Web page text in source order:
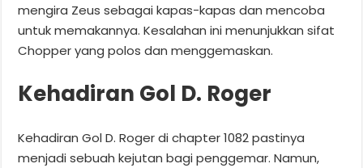
mengira Zeus sebagai kapas-kapas dan mencoba
untuk memakannya. Kesalahan ini menunjukkan sifat
Chopper yang polos dan menggemaskan.
Kehadiran Gol D. Roger
Kehadiran Gol D. Roger di chapter 1082 pastinya
menjadi sebuah kejutan bagi penggemar. Namun,